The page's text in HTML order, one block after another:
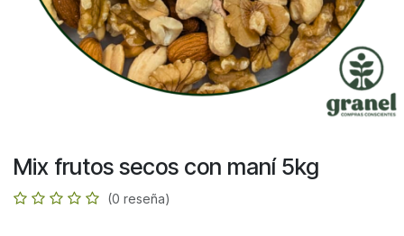
Mix frutos secos con maní 5kg
(0 reseña)